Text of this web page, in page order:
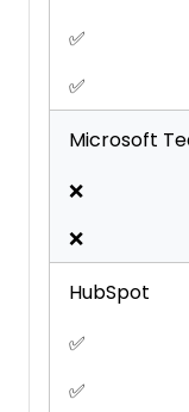
✅
✅
Microsoft
❌
❌
HubSpot
✅
✅